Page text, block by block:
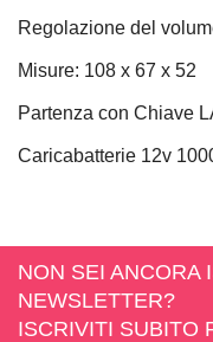
Regolazione del
Misure: 108 x 67 x 52
Partenza con Chiave
Caricabatterie 12v
NON SEI ANCORA
NEWSLETTER?
ISCRIVITI SUBITO